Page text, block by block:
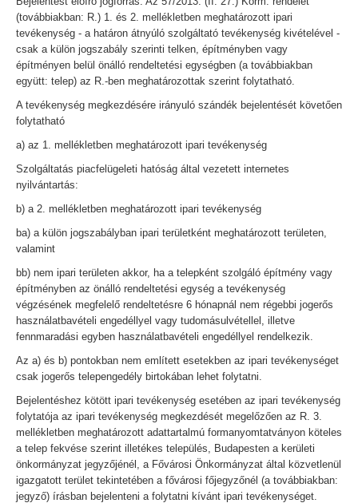
(továbbiakban: R.) 1. és 2. mellékletben meghatározott ipari
tevékenység - a határon átnyúló szolgáltató tevékenység kivételével -
csak a külön jogszabály szerinti telken, építményben vagy
építményen belül önálló rendeltetési egységben (a továbbiakban
együtt: telep) az R.-ben meghatározottak szerint folytatható.
A tevékenység megkezdésére irányuló szándék bejelentését követően
folytatható
a) az 1. mellékletben meghatározott ipari tevékenység
Szolgáltatás piacfelügeleti hatóság által vezetett internetes
nyilvántartás:
b) a 2. mellékletben meghatározott ipari tevékenység
ba) a külön jogszabályban ipari területként meghatározott területen,
valamint
bb) nem ipari területen akkor, ha a telepként szolgáló építmény vagy
építményben az önálló rendeltetési egység a tevékenység
végzésének megfelelő rendeltetésre 6 hónapnál nem régebbi jogerős
használatbavételi engedéllyel vagy tudomásulvétellel, illetve
fennmaradási egyben használatbavételi engedéllyel rendelkezik.
Az a) és b) pontokban nem említett esetekben az ipari tevékenységet
csak jogerős telepengedély birtokában lehet folytatni.
Bejelentéshez kötött ipari tevékenység esetében az ipari tevékenység
folytatója az ipari tevékenység megkezdését megelőzően az R. 3.
mellékletben meghatározott adattartalmú formanyomtatványon köteles
a telep fekvése szerint illetékes település, Budapesten a kerületi
önkormányzat jegyzőjénél, a Fővárosi Önkormányzat által közvetlenül
igazgatott terület tekintetében a fővárosi főjegyzőnél (a továbbiakban:
jegyző) írásban bejelenteni a folytatni kívánt ipari tevékenységet.